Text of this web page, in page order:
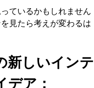
ているかもしれません
見たら考えが変わるは
新しいインテ
デア：